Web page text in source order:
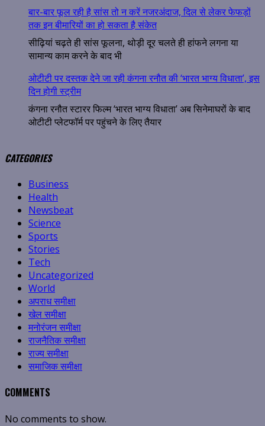
बार-बार फूल रही है सांस तो न करें नजरअंदाज, दिल से लेकर फेफड़ों
तक इन बीमारियों का हो सकता है संकेत
सीढ़ियां चढ़ते ही सांस फूलना, थोड़ी दूर चलते ही हांफने लगना या
सामान्य काम करने के बाद भी
ओटीटी पर दस्तक देने जा रही कंगना रनौत की ‘भारत भाग्य विधाता’, इस
दिन होगी स्ट्रीम
कंगना रनौत स्टारर फिल्म ‘भारत भाग्य विधाता’ अब सिनेमाघरों के बाद
ओटीटी प्लेटफॉर्म पर पहुंचने के लिए तैयार
CATEGORIES
Business
Health
Newsbeat
Science
Sports
Stories
Tech
Uncategorized
World
अपराध समीक्षा
खेल समीक्षा
मनोरंजन समीक्षा
राजनैतिक समीक्षा
राज्य समीक्षा
समाजिक समीक्षा
COMMENTS
No comments to show.